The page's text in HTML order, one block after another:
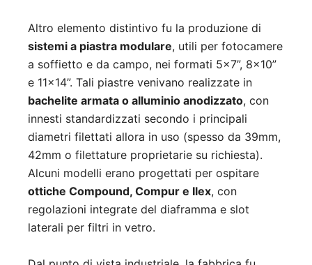
Altro elemento distintivo fu la produzione di
sistemi a piastra modulare, utili per fotocamere
a soffietto e da campo, nei formati 5×7”, 8×10”
e 11×14”. Tali piastre venivano realizzate in
bachelite armata o alluminio anodizzato, con
innesti standardizzati secondo i principali
diametri filettati allora in uso (spesso da 39mm,
42mm o filettature proprietarie su richiesta).
Alcuni modelli erano progettati per ospitare
ottiche Compound, Compur e Ilex, con
regolazioni integrate del diaframma e slot
laterali per filtri in vetro.